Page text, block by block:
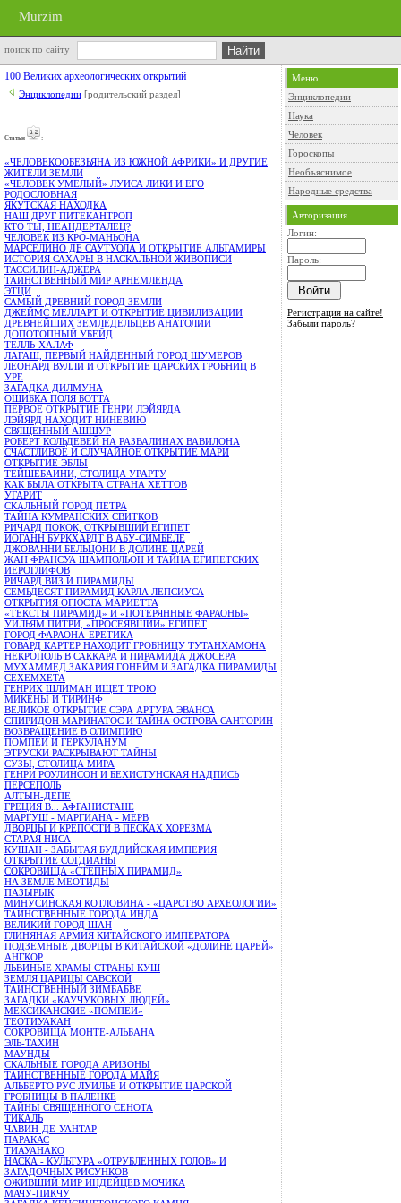
Murzim
поиск по сайту
100 Великих археологических открытий
Энциклопедии [родительский раздел]
Cтатьи :
«ЧЕЛОВЕКООБЕЗЬЯНА ИЗ ЮЖНОЙ АФРИКИ» И ДРУГИЕ
ЖИТЕЛИ ЗЕМЛИ
«ЧЕЛОВЕК УМЕЛЫЙ» ЛУИСА ЛИКИ И ЕГО
РОДОСЛОВНАЯ
ЯКУТСКАЯ НАХОДКА
НАШ ДРУГ ПИТЕКАНТРОП
КТО ТЫ, НЕАНДЕРТАЛЕЦ?
ЧЕЛОВЕК ИЗ КРО-МАНЬОНА
МАРСЕЛИНО ДЕ САУТУОЛА И ОТКРЫТИЕ АЛЬТАМИРЫ
ИСТОРИЯ САХАРЫ В НАСКАЛЬНОЙ ЖИВОПИСИ
ТАССИЛИН-АДЖЕРА
ТАИНСТВЕННЫЙ МИР АРНЕМЛЕНДА
ЭТЦИ
САМЫЙ ДРЕВНИЙ ГОРОД ЗЕМЛИ
ДЖЕЙМС МЕЛЛАРТ И ОТКРЫТИЕ ЦИВИЛИЗАЦИИ
ДРЕВНЕЙШИХ ЗЕМЛЕДЕЛЬЦЕВ АНАТОЛИИ
ДОПОТОПНЫЙ УБЕЙД
ТЕЛЛЬ-ХАЛАФ
ЛАГАШ, ПЕРВЫЙ НАЙДЕННЫЙ ГОРОД ШУМЕРОВ
ЛЕОНАРД ВУЛЛИ И ОТКРЫТИЕ ЦАРСКИХ ГРОБНИЦ В
УРЕ
ЗАГАДКА ДИЛМУНА
ОШИБКА ПОЛЯ БОТТА
ПЕРВОЕ ОТКРЫТИЕ ГЕНРИ ЛЭЙЯРДА
ЛЭЙЯРД НАХОДИТ НИНЕВИЮ
СВЯЩЕННЫЙ АШШУР
РОБЕРТ КОЛЬДЕВЕЙ НА РАЗВАЛИНАХ ВАВИЛОНА
СЧАСТЛИВОЕ И СЛУЧАЙНОЕ ОТКРЫТИЕ МАРИ
ОТКРЫТИЕ ЭБЛЫ
ТЕЙШЕБАИНИ, СТОЛИЦА УРАРТУ
КАК БЫЛА ОТКРЫТА СТРАНА ХЕТТОВ
УГАРИТ
СКАЛЬНЫЙ ГОРОД ПЕТРА
ТАЙНА КУМРАНСКИХ СВИТКОВ
РИЧАРД ПОКОК, ОТКРЫВШИЙ ЕГИПЕТ
ИОГАНН БУРКХАРДТ В АБУ-СИМБЕЛЕ
ДЖОВАННИ БЕЛЬЦОНИ В ДОЛИНЕ ЦАРЕЙ
ЖАН ФРАНСУА ШАМПОЛЬОН И ТАЙНА ЕГИПЕТСКИХ
ИЕРОГЛИФОВ
РИЧАРД ВИЗ И ПИРАМИДЫ
СЕМЬДЕСЯТ ПИРАМИД КАРЛА ЛЕПСИУСА
ОТКРЫТИЯ ОГЮСТА МАРИЕТТА
«ТЕКСТЫ ПИРАМИД» И «ПОТЕРЯННЫЕ ФАРАОНЫ»
УИЛЬЯМ ПИТРИ, «ПРОСЕЯВШИЙ» ЕГИПЕТ
ГОРОД ФАРАОНА-ЕРЕТИКА
ГОВАРД КАРТЕР НАХОДИТ ГРОБНИЦУ ТУТАНХАМОНА
НЕКРОПОЛЬ В САККАРА И ПИРАМИДА ДЖОСЕРА
МУХАММЕД ЗАКАРИЯ ГОНЕЙМ И ЗАГАДКА ПИРАМИДЫ
СЕХЕМХЕТА
ГЕНРИХ ШЛИМАН ИЩЕТ ТРОЮ
МИКЕНЫ И ТИРИНФ
ВЕЛИКОЕ ОТКРЫТИЕ СЭРА АРТУРА ЭВАНСА
СПИРИДОН МАРИНАТОС И ТАЙНА ОСТРОВА САНТОРИН
ВОЗВРАЩЕНИЕ В ОЛИМПИЮ
ПОМПЕИ И ГЕРКУЛАНУМ
ЭТРУСКИ РАСКРЫВАЮТ ТАЙНЫ
СУЗЫ, СТОЛИЦА МИРА
ГЕНРИ РОУЛИНСОН И БЕХИСТУНСКАЯ НАДПИСЬ
ПЕРСЕПОЛЬ
АЛТЫН-ДЕПЕ
ГРЕЦИЯ В... АФГАНИСТАНЕ
МАРГУШ - МАРГИАНА - МЕРВ
ДВОРЦЫ И КРЕПОСТИ В ПЕСКАХ ХОРЕЗМА
СТАРАЯ НИСА
КУШАН - ЗАБЫТАЯ БУДДИЙСКАЯ ИМПЕРИЯ
ОТКРЫТИЕ СОГДИАНЫ
СОКРОВИЩА «СТЕПНЫХ ПИРАМИД»
НА ЗЕМЛЕ МЕОТИДЫ
ПАЗЫРЫК
МИНУСИНСКАЯ КОТЛОВИНА - «ЦАРСТВО АРХЕОЛОГИИ»
ТАИНСТВЕННЫЕ ГОРОДА ИНДА
ВЕЛИКИЙ ГОРОД ШАН
ГЛИНЯНАЯ АРМИЯ КИТАЙСКОГО ИМПЕРАТОРА
ПОДЗЕМНЫЕ ДВОРЦЫ В КИТАЙСКОЙ «ДОЛИНЕ ЦАРЕЙ»
АНГКОР
ЛЬВИНЫЕ ХРАМЫ СТРАНЫ КУШ
ЗЕМЛЯ ЦАРИЦЫ САВСКОЙ
ТАИНСТВЕННЫЙ ЗИМБАБВЕ
ЗАГАДКИ «КАУЧУКОВЫХ ЛЮДЕЙ»
МЕКСИКАНСКИЕ «ПОМПЕИ»
ТЕОТИУАКАН
СОКРОВИЩА МОНТЕ-АЛЬБАНА
ЭЛЬ-ТАХИН
МАУНДЫ
СКАЛЬНЫЕ ГОРОДА АРИЗОНЫ
ТАИНСТВЕННЫЕ ГОРОДА МАЙЯ
АЛЬБЕРТО РУС ЛУИЛЬЕ И ОТКРЫТИЕ ЦАРСКОЙ
ГРОБНИЦЫ В ПАЛЕНКЕ
ТАЙНЫ СВЯЩЕННОГО СЕНОТА
ТИКАЛЬ
ЧАВИН-ДЕ-УАНТАР
ПАРАКАС
ТИАУАНАКО
НАСКА - КУЛЬТУРА «ОТРУБЛЕННЫХ ГОЛОВ» И
ЗАГАДОЧНЫХ РИСУНКОВ
ОЖИВШИЙ МИР ИНДЕЙЦЕВ МОЧИКА
МАЧУ-ПИКЧУ
Меню
Энциклопедии
Наука
Человек
Гороскопы
Необъяснимое
Народные средства
Авторизация
Логин:
Пароль:
Регистрация на сайте!
Забыли пароль?